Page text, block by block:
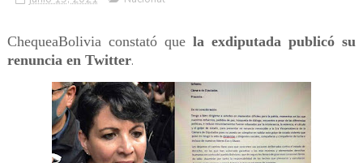
ChequeaBolivia constató que la exdiputada publicó su
renuncia en Twitter.